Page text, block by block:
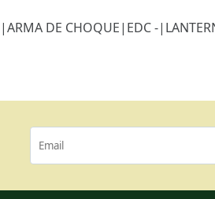
|ARMA DE CHOQUE| EDC -|